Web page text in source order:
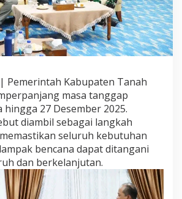
a
n
j
a
n
n
g
g
a
p
D
a
r
| Pemerintah Kabupaten Tanah
masa tanggap
27 Desember 2025.
diambil sebagai langkah
seluruh kebutuhan
bencana dapat ditangani
dan berkelanjutan.